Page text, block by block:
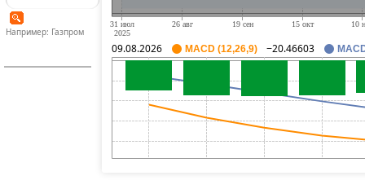
Например: Газпром
09.08.2026 MACD (12,26,9) −20.46603